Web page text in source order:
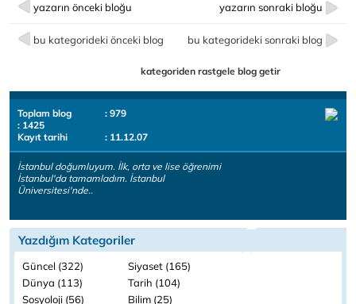
yazarın önceki bloğu yazarın sonraki bloğu
bu kategorideki önceki blog bu kategorideki sonraki blog
kategoriden rastgele blog getir
Toplam blog
: 979
: 1425
Kayıt tarihi
: 11.12.07
İstanbul doğumluyum. İlk, orta ve lise öğrenimi
İstanbul'da tamamladım. İstanbul
Üniversitesi'nde..
Yazdığım Kategoriler
Güncel (322)
Siyaset (165)
Dünya (113)
Tarih (104)
Sosyoloji (56)
Bilim (25)